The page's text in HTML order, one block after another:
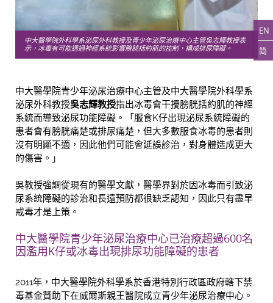
EN
简
中大醫學院外科學系泌尿外科教授及青少年泌尿治療中心主管吳志輝教授表
示，冰毒有可能透過神經系統影響膀胱括約肌的控制，構成排尿障礙。
中大醫學院青少年泌尿治療中心主管及中大醫學院外科學系
泌尿外科教授吳志輝教授指出冰毒會干擾膀胱括約肌的神經
系統而導致泌尿功能障礙。「服食K仔出現泌尿系統障礙的
患者會有膀胱痛楚或排尿痛楚，但大多數服食冰毒的患者則
沒有明顯不適，因此他們可能會延誤診治，對身體造成更大
的傷害。」
吳教授強調從現有的醫學文獻，醫學界對於因冰毒而引致泌
尿系統障礙的診治和長遠預防都很缺乏認知，因此只有盡早
戒毒才是上策。
中大醫學院青少年泌尿治療中心已治療超過600名
因濫用K仔或冰毒出現排尿功能障礙的患者
2011年，中大醫學院外科學系於香港特別行政區政府轄下禁
毒基金贊助下在威爾斯親王醫院成立青少年泌尿治療中心。